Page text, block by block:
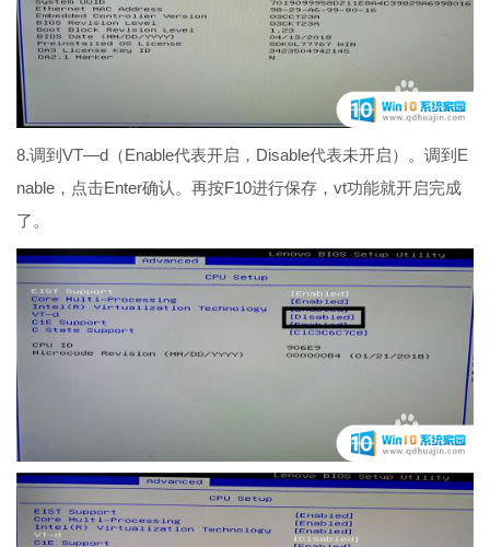
8.调到VT—d（Enable代表开启，Disable代表未开启）。调到E
nable，点击Enter确认。再按F10进行保存，vt功能就开启完成
了。